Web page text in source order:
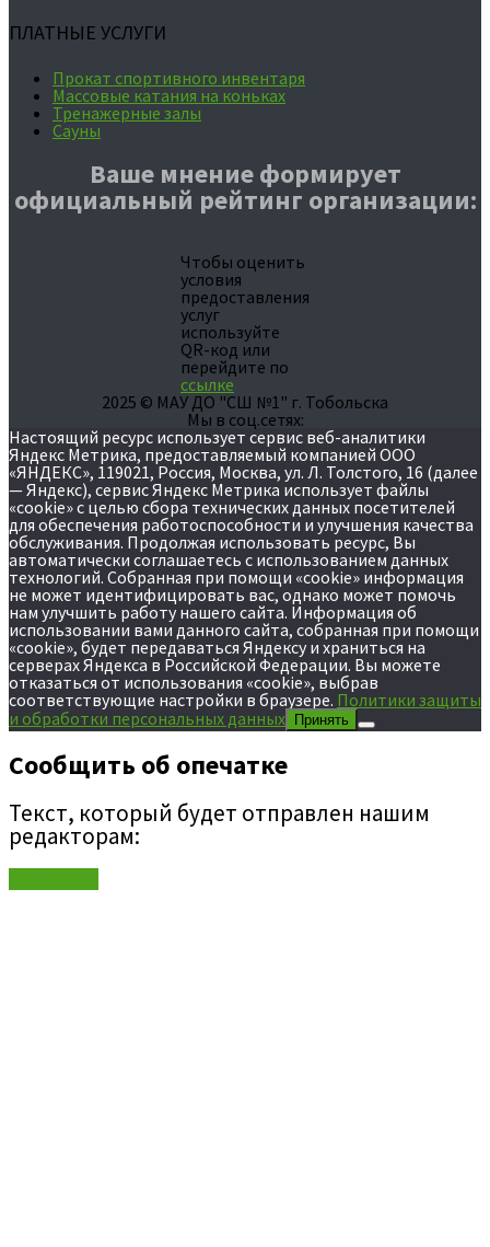
ПЛАТНЫЕ УСЛУГИ
Прокат спортивного инвентаря
Массовые катания на коньках
Тренажерные залы
Сауны
Ваше мнение формирует
официальный рейтинг организации:
Чтобы оценить
условия
предоставления
услуг
используйте
QR-код или
перейдите по
ссылке
2025 © МАУ ДО "СШ №1" г. Тобольска
Мы в соц.сетях:
Настоящий ресурс использует сервис веб-аналитики
Яндекс Метрика, предоставляемый компанией ООО
«ЯНДЕКС», 119021, Россия, Москва, ул. Л. Толстого, 16 (далее
— Яндекс), сервис Яндекс Метрика использует файлы
«cookie» с целью сбора технических данных посетителей
для обеспечения работоспособности и улучшения качества
обслуживания. Продолжая использовать ресурс, Вы
автоматически соглашаетесь с использованием данных
технологий. Собранная при помощи «cookie» информация
не может идентифицировать вас, однако может помочь
нам улучшить работу нашего сайта. Информация об
использовании вами данного сайта, собранная при помощи
«cookie», будет передаваться Яндексу и храниться на
серверах Яндекса в Российской Федерации. Вы можете
отказаться от использования «cookie», выбрав
соответствующие настройки в браузере. Политики защиты
и обработки персональных данных Принять
Сообщить об опечатке
Текст, который будет отправлен нашим
редакторам: